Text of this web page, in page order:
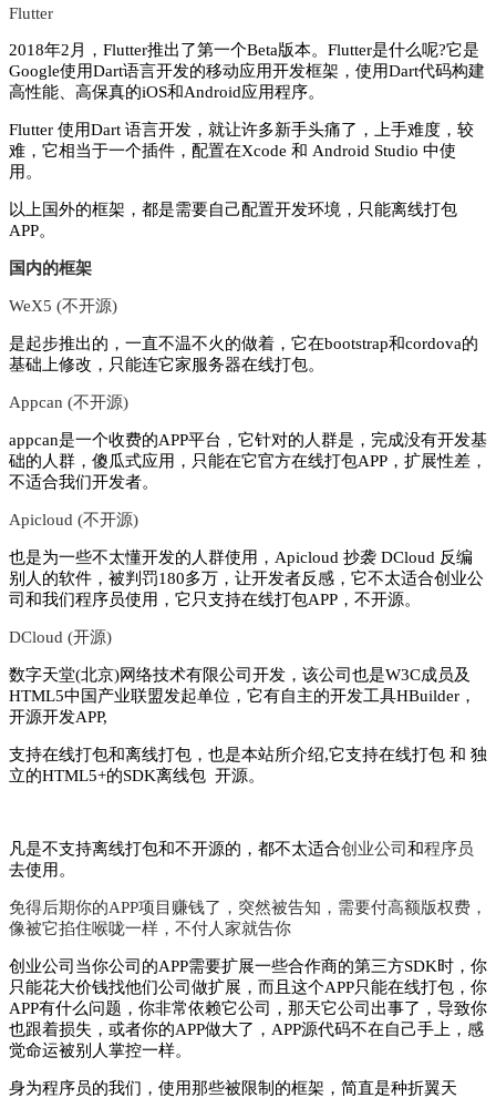
Flutter
2018年2月，Flutter推出了第一个Beta版本。Flutter是什么呢?它是
Google使用Dart语言开发的移动应用开发框架，使用Dart代码构建
高性能、高保真的iOS和Android应用程序。
Flutter 使用Dart 语言开发，就让许多新手头痛了，上手难度，较
难，它相当于一个插件，配置在Xcode 和 Android Studio 中使
用。
以上国外的框架，都是需要自己配置开发环境，只能离线打包
APP。
国内的框架
WeX5 (不开源)
是起步推出的，一直不温不火的做着，它在bootstrap和cordova的
基础上修改，只能连它家服务器在线打包。
Appcan (不开源)
appcan是一个收费的APP平台，它针对的人群是，完成没有开发基
础的人群，傻瓜式应用，只能在它官方在线打包APP，扩展性差，
不适合我们开发者。
Apicloud (不开源)
也是为一些不太懂开发的人群使用，Apicloud 抄袭 DCloud 反编
别人的软件，被判罚180多万，让开发者反感，它不太适合创业公
司和我们程序员使用，它只支持在线打包APP，不开源。
DCloud (开源)
数字天堂(北京)网络技术有限公司开发，该公司也是W3C成员及
HTML5中国产业联盟发起单位，它有自主的开发工具HBuilder，
开源开发APP,
支持在线打包和离线打包，也是本站所介绍,它支持在线打包 和 独
立的HTML5+的SDK离线包 开源。
凡是不支持离线打包和不开源的，都不太适合创业公司和程序员
去使用。
免得后期你的APP项目赚钱了，突然被告知，需要付高额版权费，
像被它掐住喉咙一样，不付人家就告你
创业公司当你公司的APP需要扩展一些合作商的第三方SDK时，你
只能花大价钱找他们公司做扩展，而且这个APP只能在线打包，你
APP有什么问题，你非常依赖它公司，那天它公司出事了，导致你
也跟着损失，或者你的APP做大了，APP源代码不在自己手上，感
觉命运被别人掌控一样。
身为程序员的我们，使用那些被限制的框架，简直是种折翼天